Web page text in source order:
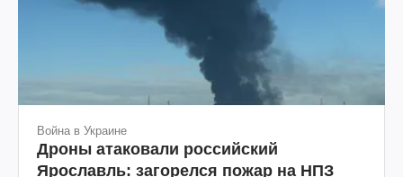
Война в Украине
Дроны атаковали российский
Ярославль: загорелся пожар на НПЗ